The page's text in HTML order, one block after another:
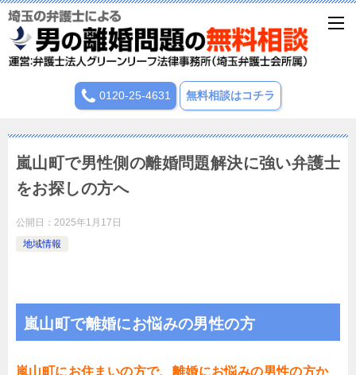
0120-25-4631 無料相談はコチラ
嵐山町で男性側の離婚問題解決に強い弁護士
をお探しの方へ
公開日： 2025年1月17日
地域情報
嵐山町で離婚にお悩みの男性の方
嵐山町にお住まいの方で、離婚にお悩みの男性の方か